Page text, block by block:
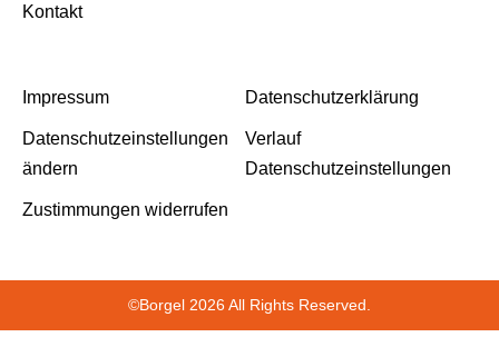
Kontakt
Impressum Datenschutzerklärung
Datenschutzeinstellungen
ändern
Verlauf
Datenschutzeinstellungen
Zustimmungen widerrufen
©Borgel 2026 All Rights Reserved.